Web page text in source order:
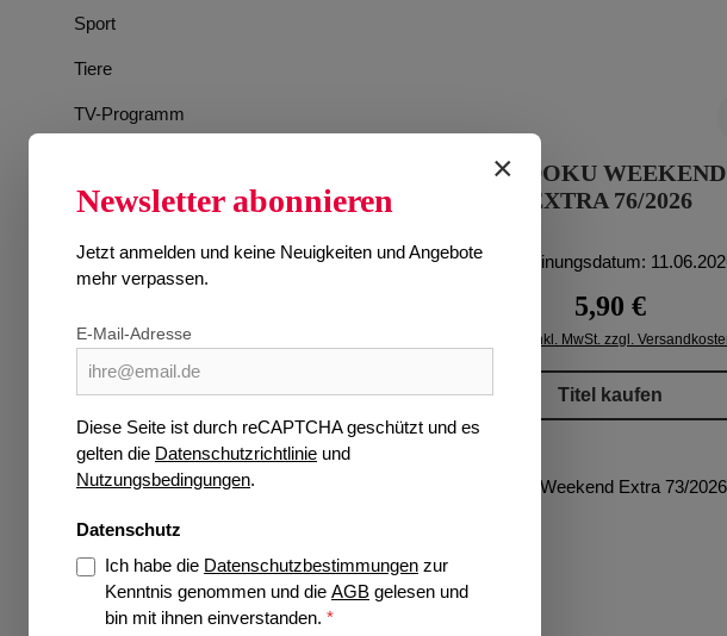
Sport
Tiere
TV-Programm
Verlage
Jetzt vorbestellen
Über 35 Jahre Spezialist für deutsche
und internationale Zeitschriften
Größtes Portfolio internationaler und
deutscher Zeitschriften
Über 20 verschiedene Themenrubriken
zum Stöbern
SUDOKU WEEKEND
EXTRA 76/2026
Erscheinungsdatum:
Regulärer Preis:
5,90 €
Preise inkl. MwSt. zzgl.
Titel kaufen
×
Newsletter abonnieren
Jetzt anmelden und keine Neuigkeiten und Angebote
mehr verpassen.
E-Mail-Adresse
Diese Seite ist durch reCAPTCHA geschützt und es
gelten die Datenschutzrichtlinie und
Nutzungsbedingungen.
Datenschutz
Ich habe die Datenschutzbestimmungen zur
Kenntnis genommen und die AGB gelesen und
bin mit ihnen einverstanden. *